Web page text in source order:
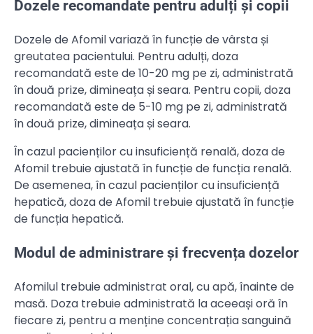
Dozele recomandate pentru adulți și copii
Dozele de Afomil variază în funcție de vârsta și
greutatea pacientului. Pentru adulți, doza
recomandată este de 10-20 mg pe zi, administrată
în două prize, dimineața și seara. Pentru copii, doza
recomandată este de 5-10 mg pe zi, administrată
în două prize, dimineața și seara.
În cazul pacienților cu insuficiență renală, doza de
Afomil trebuie ajustată în funcție de funcția renală.
De asemenea, în cazul pacienților cu insuficiență
hepatică, doza de Afomil trebuie ajustată în funcție
de funcția hepatică.
Modul de administrare și frecvența dozelor
Afomilul trebuie administrat oral, cu apă, înainte de
masă. Doza trebuie administrată la aceeași oră în
fiecare zi, pentru a menține concentrația sanguină